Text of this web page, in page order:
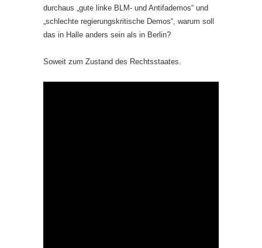
durchaus „gute linke BLM- und Antifademos“ und
„schlechte regierungskritische Demos“, warum soll
das in Halle anders sein als in Berlin?
Soweit zum Zustand des Rechtsstaates.